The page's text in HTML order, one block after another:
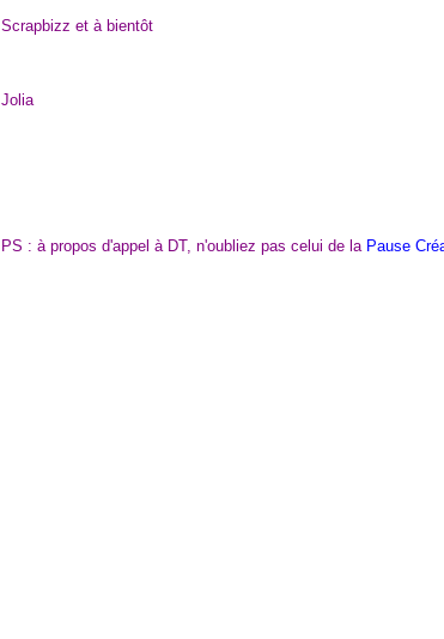
Scrapbizz et à bientôt
Jolia
PS : à propos d'appel à DT, n'oubliez pas celui de la Pause